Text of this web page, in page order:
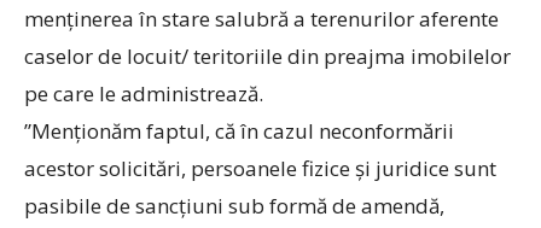
menținerea în stare salubră a terenurilor aferente
caselor de locuit/ teritoriile din preajma imobilelor
pe care le administrează.
”Menționăm faptul, că în cazul neconformării
acestor solicitări, persoanele fizice și juridice sunt
pasibile de sancțiuni sub formă de amendă,